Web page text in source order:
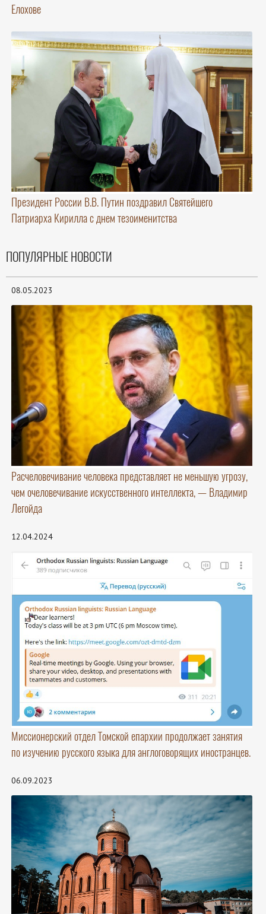
Елохове
Президент России В.В. Путин поздравил Святейшего
Патриарха Кирилла с днем тезоименитства
ПОПУЛЯРНЫЕ НОВОСТИ
08.05.2023
Расчеловечивание человека представляет не меньшую угрозу,
чем очеловечивание искусственного интеллекта, — Владимир
Легойда
12.04.2024
Миссионерский отдел Томской епархии продолжает занятия
по изучению русского языка для англоговорящих иностранцев.
06.09.2023